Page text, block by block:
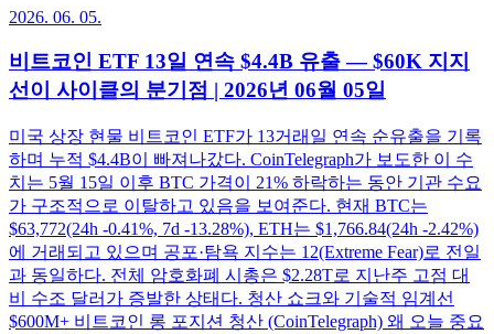
2026. 06. 05.
비트코인 ETF 13일 연속 $4.4B 유출 — $60K 지지
선이 사이클의 분기점 | 2026년 06월 05일
미국 상장 현물 비트코인 ETF가 13거래일 연속 순유출을 기록
하며 누적 $4.4B이 빠져나갔다. CoinTelegraph가 보도한 이 수
치는 5월 15일 이후 BTC 가격이 21% 하락하는 동안 기관 수요
가 구조적으로 이탈하고 있음을 보여준다. 현재 BTC는
$63,772(24h -0.41%, 7d -13.28%), ETH는 $1,766.84(24h -2.42%)
에 거래되고 있으며 공포·탐욕 지수는 12(Extreme Fear)로 전일
과 동일하다. 전체 암호화폐 시총은 $2.28T로 지난주 고점 대
비 수조 달러가 증발한 상태다. 청산 쇼크와 기술적 임계선
$600M+ 비트코인 롱 포지션 청산 (CoinTelegraph) 왜 오늘 중요